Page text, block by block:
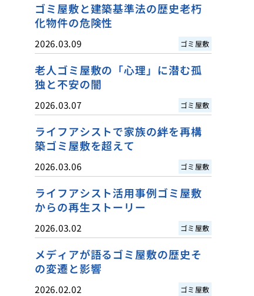
ゴミ屋敷と建築基準法の歴史老朽
化物件の危険性
2026.03.09 ゴミ屋敷
老人ゴミ屋敷の「心理」に潜む孤
独と不安の闇
2026.03.07 ゴミ屋敷
ライフアシストで家族の絆を再構
築ゴミ屋敷を超えて
2026.03.06 ゴミ屋敷
ライフアシスト活用事例ゴミ屋敷
からの再生ストーリー
2026.03.02 ゴミ屋敷
メディアが語るゴミ屋敷の歴史そ
の変遷と影響
2026.02.02 ゴミ屋敷